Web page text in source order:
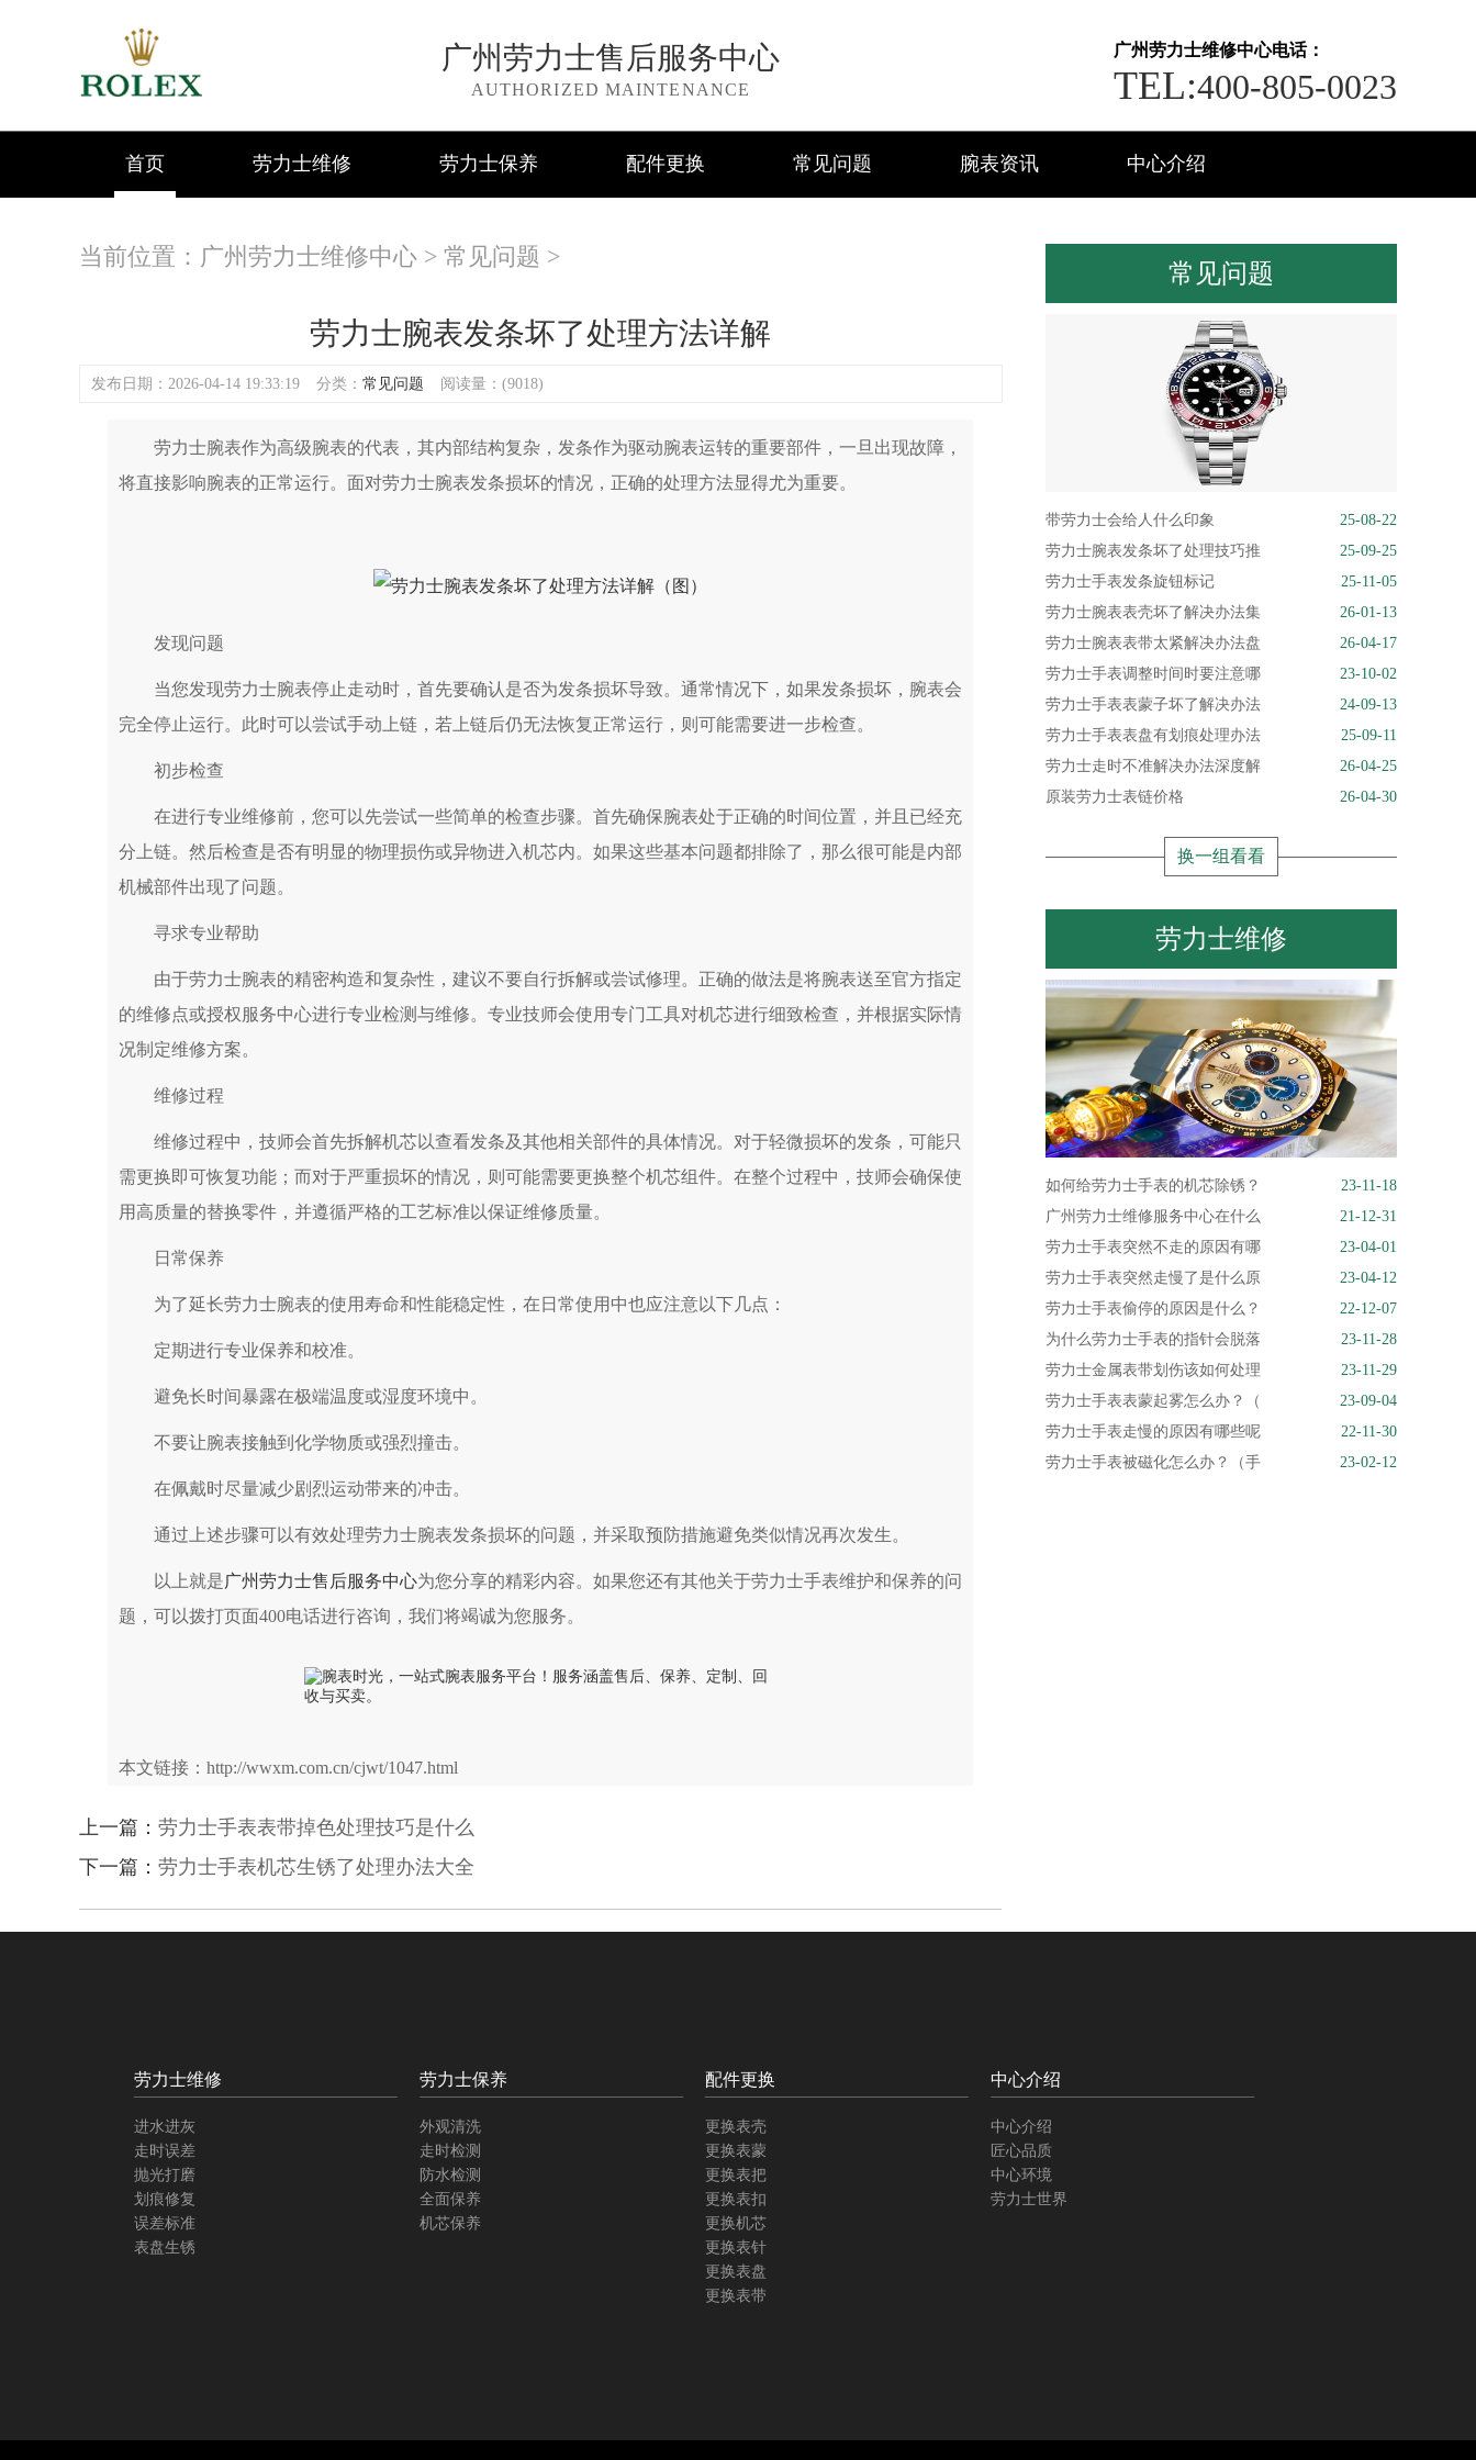
广州劳力士售后服务中心
AUTHORIZED MAINTENANCE
广州劳力士维修中心电话：
TEL:400-805-0023
首页 劳力士维修 劳力士保养 配件更换 常见问题 腕表资讯 中心介绍
当前位置： 广州劳力士维修中心 > 常见问题 >
劳力士腕表发条坏了处理方法详解
发布日期：2026-04-14 19:33:19 分类： 常见问题 阅读量：(9018)
劳力士腕表作为高级腕表的代表，其内部结构复杂，发条作为驱动腕表运转的重要部件，一旦出现故障，
将直接影响腕表的正常运行。面对劳力士腕表发条损坏的情况，正确的处理方法显得尤为重要。
发现问题
当您发现劳力士腕表停止走动时，首先要确认是否为发条损坏导致。通常情况下，如果发条损坏，腕表会
完全停止运行。此时可以尝试手动上链，若上链后仍无法恢复正常运行，则可能需要进一步检查。
初步检查
在进行专业维修前，您可以先尝试一些简单的检查步骤。首先确保腕表处于正确的时间位置，并且已经充
分上链。然后检查是否有明显的物理损伤或异物进入机芯内。如果这些基本问题都排除了，那么很可能是内部
机械部件出现了问题。
寻求专业帮助
由于劳力士腕表的精密构造和复杂性，建议不要自行拆解或尝试修理。正确的做法是将腕表送至官方指定
的维修点或授权服务中心进行专业检测与维修。专业技师会使用专门工具对机芯进行细致检查，并根据实际情
况制定维修方案。
维修过程
维修过程中，技师会首先拆解机芯以查看发条及其他相关部件的具体情况。对于轻微损坏的发条，可能只
需更换即可恢复功能；而对于严重损坏的情况，则可能需要更换整个机芯组件。在整个过程中，技师会确保使
用高质量的替换零件，并遵循严格的工艺标准以保证维修质量。
日常保养
为了延长劳力士腕表的使用寿命和性能稳定性，在日常使用中也应注意以下几点：
定期进行专业保养和校准。
避免长时间暴露在极端温度或湿度环境中。
不要让腕表接触到化学物质或强烈撞击。
在佩戴时尽量减少剧烈运动带来的冲击。
通过上述步骤可以有效处理劳力士腕表发条损坏的问题，并采取预防措施避免类似情况再次发生。
以上就是广州劳力士售后服务中心为您分享的精彩内容。如果您还有其他关于劳力士手表维护和保养的问
题，可以拨打页面400电话进行咨询，我们将竭诚为您服务。
本文链接：http://wwxm.com.cn/cjwt/1047.html
上一篇： 劳力士手表表带掉色处理技巧是什么
下一篇： 劳力士手表机芯生锈了处理办法大全
常见问题
带劳力士会给人什么印象
25-08-22
劳力士腕表发条坏了处理技巧推
25-09-25
劳力士手表发条旋钮标记
25-11-05
劳力士腕表表壳坏了解决办法集
26-01-13
劳力士腕表表带太紧解决办法盘
26-04-17
劳力士手表调整时间时要注意哪
23-10-02
劳力士手表表蒙子坏了解决办法
24-09-13
劳力士手表表盘有划痕处理办法
25-09-11
劳力士走时不准解决办法深度解
26-04-25
原装劳力士表链价格
26-04-30
换一组看看
劳力士维修
如何给劳力士手表的机芯除锈？
23-11-18
广州劳力士维修服务中心在什么
21-12-31
劳力士手表突然不走的原因有哪
23-04-01
劳力士手表突然走慢了是什么原
23-04-12
劳力士手表偷停的原因是什么？
22-12-07
为什么劳力士手表的指针会脱落
23-11-28
劳力士金属表带划伤该如何处理
23-11-29
劳力士手表表蒙起雾怎么办？（
23-09-04
劳力士手表走慢的原因有哪些呢
22-11-30
劳力士手表被磁化怎么办？（手
23-02-12
劳力士维修
进水进灰
走时误差
抛光打磨
划痕修复
误差标准
表盘生锈
劳力士保养
外观清洗
走时检测
防水检测
全面保养
机芯保养
配件更换
更换表壳
更换表蒙
更换表把
更换表扣
更换机芯
更换表针
更换表盘
更换表带
中心介绍
中心介绍
匠心品质
中心环境
劳力士世界